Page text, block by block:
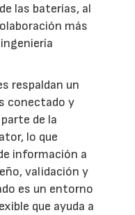
las baterías, al
más
respaldan un
conectado y
de la
lo que
información a
validación y
es un entorno
que ayuda a